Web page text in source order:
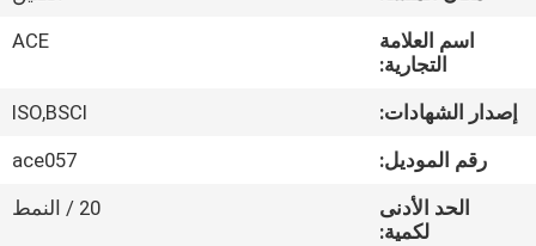
معلومات
عنا
جولة
اسم العلامة
التجارية:
ACE
إصدار الشهادات:
ISO,BSCI
رقم الموديل:
ace057
الحد الأدنى
لكمية:
20 / النمط